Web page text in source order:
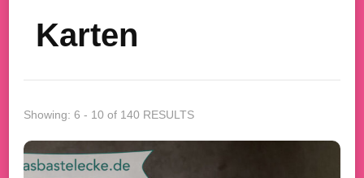
Karten
Showing: 6 - 10 of 140 RESULTS